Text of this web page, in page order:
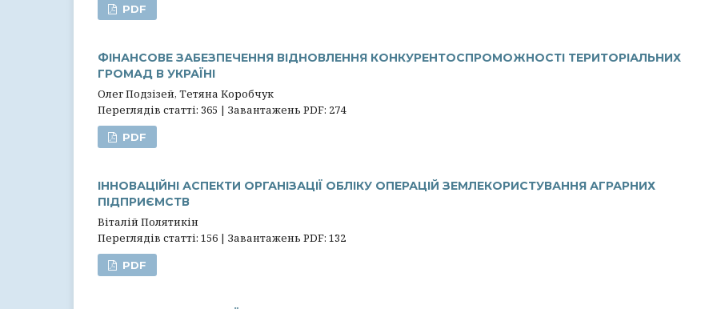
PDF
ФІНАНСОВЕ ЗАБЕЗПЕЧЕННЯ ВІДНОВЛЕННЯ КОНКУРЕНТОСПРОМОЖНОСТІ ТЕРИТОРІАЛЬНИХ
ГРОМАД В УКРАЇНІ
Олег Подзізей, Тетяна Коробчук
Переглядів статті: 365 | Завантажень PDF: 274
PDF
ІННОВАЦІЙНІ АСПЕКТИ ОРГАНІЗАЦІЇ ОБЛІКУ ОПЕРАЦІЙ ЗЕМЛЕКОРИСТУВАННЯ АГРАРНИХ
ПІДПРИЄМСТВ
Віталій Полятикін
Переглядів статті: 156 | Завантажень PDF: 132
PDF